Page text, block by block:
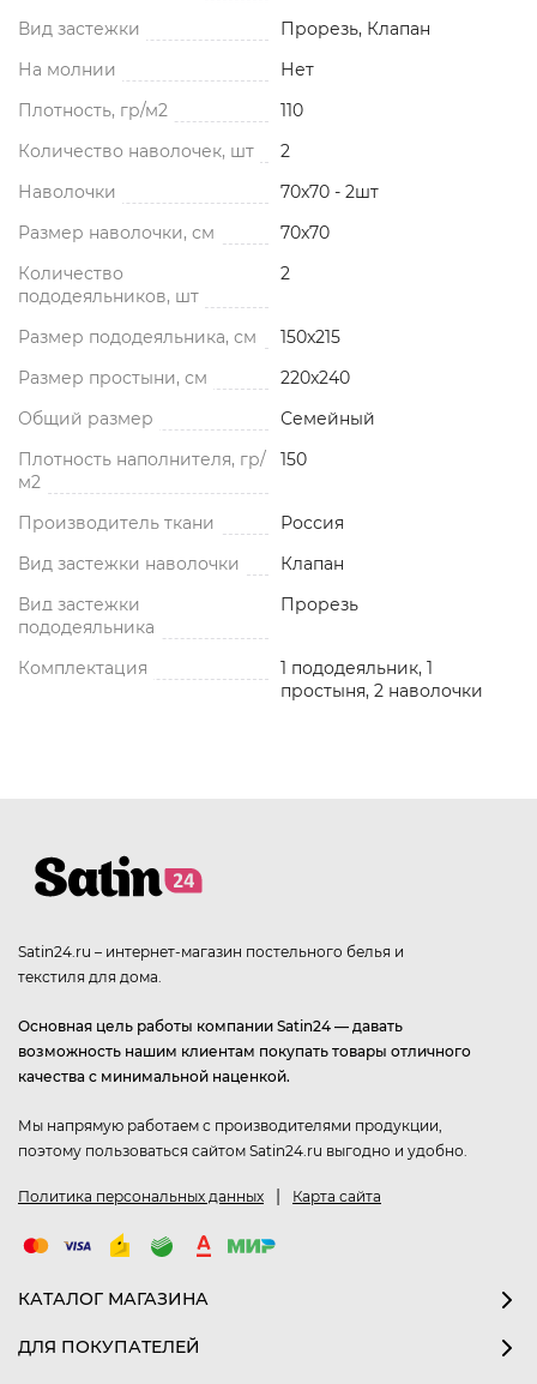
Вид застежки
Прорезь, Клапан
На молнии
Нет
Плотность, гр/м2
110
Количество наволочек, шт
2
Наволочки
70x70 - 2шт
Размер наволочки, см
70x70
Количество
пододеяльников, шт
2
Размер пододеяльника, см
150x215
Размер простыни, см
220x240
Общий размер
Семейный
Плотность наполнителя, гр/
м2
150
Производитель ткани
Россия
Вид застежки наволочки
Клапан
Вид застежки
пододеяльника
Прорезь
Комплектация
1 пододеяльник, 1
простыня, 2 наволочки
Satin24.ru – интернет-магазин постельного белья и
текстиля для дома.
Основная цель работы компании Satin24 — давать
возможность нашим клиентам покупать товары отличного
качества с минимальной наценкой.
Мы напрямую работаем с производителями продукции,
поэтому пользоваться сайтом Satin24.ru выгодно и удобно.
Политика персональных данных | Карта сайта
КАТАЛОГ МАГАЗИНА
ДЛЯ ПОКУПАТЕЛЕЙ